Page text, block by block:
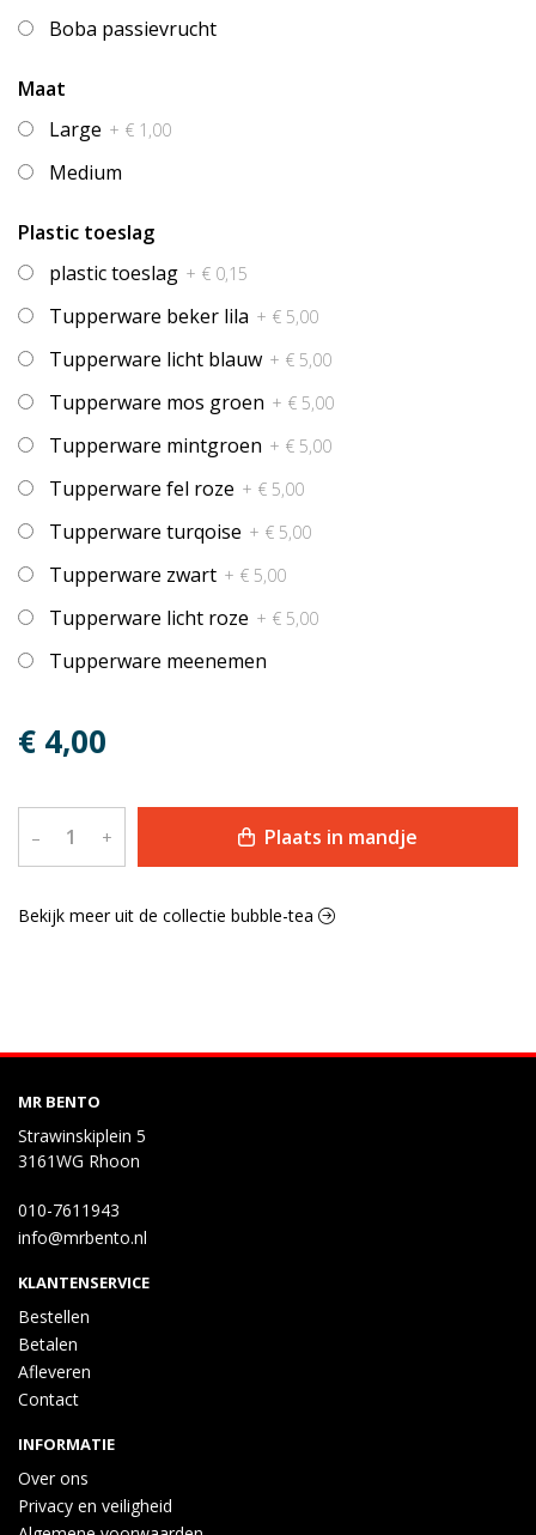
Boba passievrucht
Maat
Large + € 1,00
Medium
Plastic toeslag
plastic toeslag + € 0,15
Tupperware beker lila + € 5,00
Tupperware licht blauw + € 5,00
Tupperware mos groen + € 5,00
Tupperware mintgroen + € 5,00
Tupperware fel roze + € 5,00
Tupperware turqoise + € 5,00
Tupperware zwart + € 5,00
Tupperware licht roze + € 5,00
Tupperware meenemen
€ 4,00
– + Plaats in mandje
Bekijk meer uit de collectie bubble-tea
MR BENTO
Strawinskiplein 5
3161WG Rhoon
010-7611943
info@mrbento.nl
KLANTENSERVICE
Bestellen
Betalen
Afleveren
Contact
INFORMATIE
Over ons
Privacy en veiligheid